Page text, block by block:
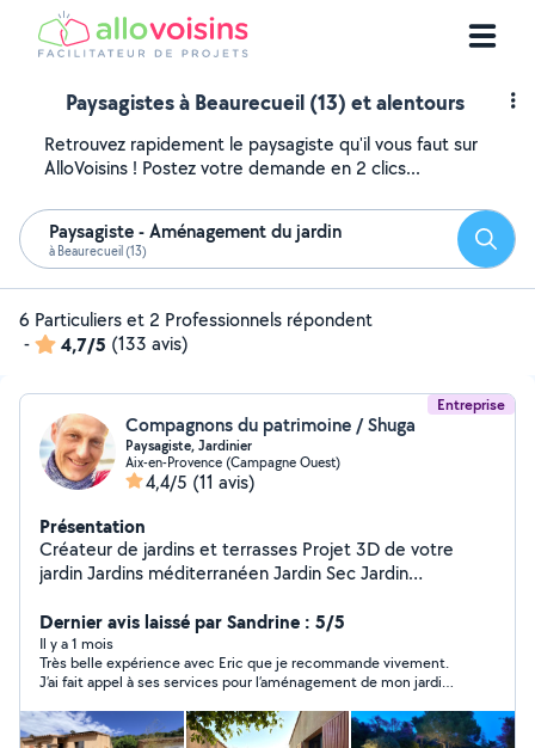
Paysagistes à Beaurecueil (13) et alentours
Retrouvez rapidement le paysagiste qu'il vous faut sur
AlloVoisins ! Postez votre demande en 2 clics...
Paysagiste - Aménagement du jardin
à Beaurecueil (13)
6 Particuliers et 2 Professionnels répondent
-
4,7/5 (133 avis)
Entreprise
Compagnons du patrimoine / Shuga
Paysagiste, Jardinier
Aix-en-Provence (Campagne Ouest)
4,4/5 (11 avis)
Présentation
Créateur de jardins et terrasses Projet 3D de votre
jardin Jardins méditerranéen Jardin Sec Jardin
Terrasse : bois / dalle sur plot / Grès Seram Gazon : en
plaque / Semi / Synthétique Arrosage : Asperseur /
Goutte à goutte / Capillaire Maçonnerie paysagère :
Pavage, allée, Bordure, Muret, Poolhouse Terrain de
pétanque Menuiserie : Clôture, Portail, Terrasse
Eclairage : Spot, réseau électrique Coordination et
Dernier avis laissé par Sandrine : 5/5
Il y a 1 mois
Très belle expérience avec Eric que je recommande vivement.
J’ai fait appel à ses services pour l’aménagement de mon jardin :
arrosage … Le résultat correspond pleinement à mes attentes.
Sérieux, à l’écoute, disponible, de très bons conseils et